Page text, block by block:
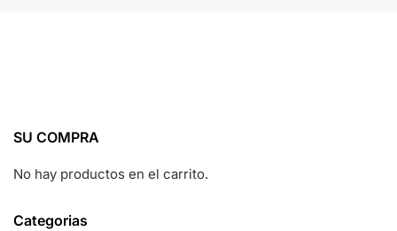
SU COMPRA
No hay productos en el carrito.
Categorias